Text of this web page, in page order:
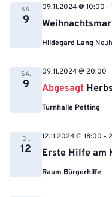
SA.
9
09.11.2024 @ 10:00 -
Hildegard Lang
SA.
9 Abgesagt
09.11.2024 @ 20:00
Turnhalle Petting
DI.
12 Erste Hilfe am
12.11.2024 @ 18:00 -
Raum Bürgerhilfe